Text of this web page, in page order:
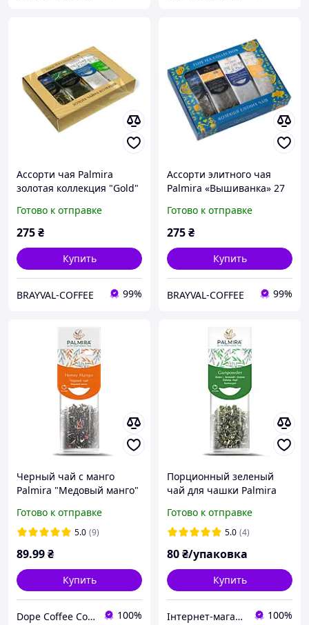
Ассорти чая Palmira
золотая коллекция "Gold"
Готово к отправке
275₴
Купить
BRAYVAL-COFFEE 99%
Ассорти элитного чая
Palmira «Вышиванка» 27
Готово к отправке
275₴
Купить
BRAYVAL-COFFEE 99%
Черный чай с манго
Palmira "Медовый манго"
Готово к отправке
5.0 (9)
89.99₴
Купить
Dope Coffee Company (Кавова компанія ДОУП) 100%
Порционный зеленый
чай для чашки Palmira
Готово к отправке
5.0 (4)
80₴/упаковка
Купить
Інтернет-магазин Kava-e 100%